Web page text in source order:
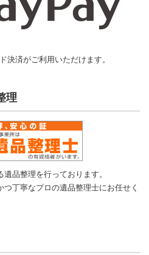
決済がご利用いただけます。
理
品整理を行っております。
丁寧なプロの遺品整理士にお任せく